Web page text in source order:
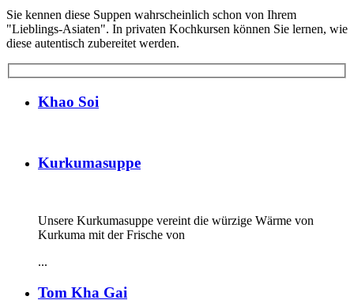
Sie kennen diese Suppen wahrscheinlich schon von Ihrem
"Lieblings-Asiaten". In privaten Kochkursen können Sie lernen, wie
diese autentisch zubereitet werden.
Khao Soi
Kurkumasuppe
Unsere Kurkumasuppe vereint die würzige Wärme von
Kurkuma mit der Frische von
...
Tom Kha Gai